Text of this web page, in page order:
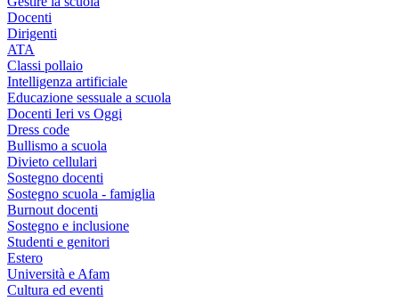
Docenti
Dirigenti
ATA
Classi pollaio
Intelligenza artificiale
Educazione sessuale a scuola
Docenti Ieri vs Oggi
Dress code
Bullismo a scuola
Divieto cellulari
Sostegno docenti
Sostegno scuola - famiglia
Burnout docenti
Sostegno e inclusione
Studenti e genitori
Estero
Università e Afam
Cultura ed eventi